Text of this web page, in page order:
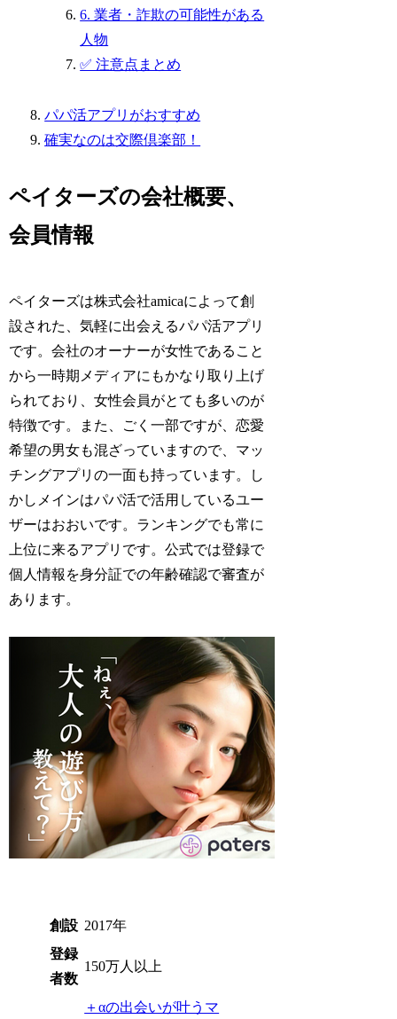
6. 業者・詐欺の可能性がある
人物
✅ 注意点まとめ
パパ活アプリがおすすめ
確実なのは交際倶楽部！
ペイターズの会社概要、
会員情報
ペイターズは株式会社amicaによって創
設された、気軽に出会えるパパ活アプリ
です。会社のオーナーが女性であること
から一時期メディアにもかなり取り上げ
られており、女性会員がとても多いのが
特徴です。また、ごく一部ですが、恋愛
希望の男女も混ざっていますので、マッ
チングアプリの一面も持っています。し
かしメインはパパ活で活用しているユー
ザーはおおいです。ランキングでも常に
上位に来るアプリです。公式では登録で
個人情報を身分証での年齢確認で審査が
あります。
創設 2017年
登録
者数
150万人以上
＋αの出会いが叶うマ